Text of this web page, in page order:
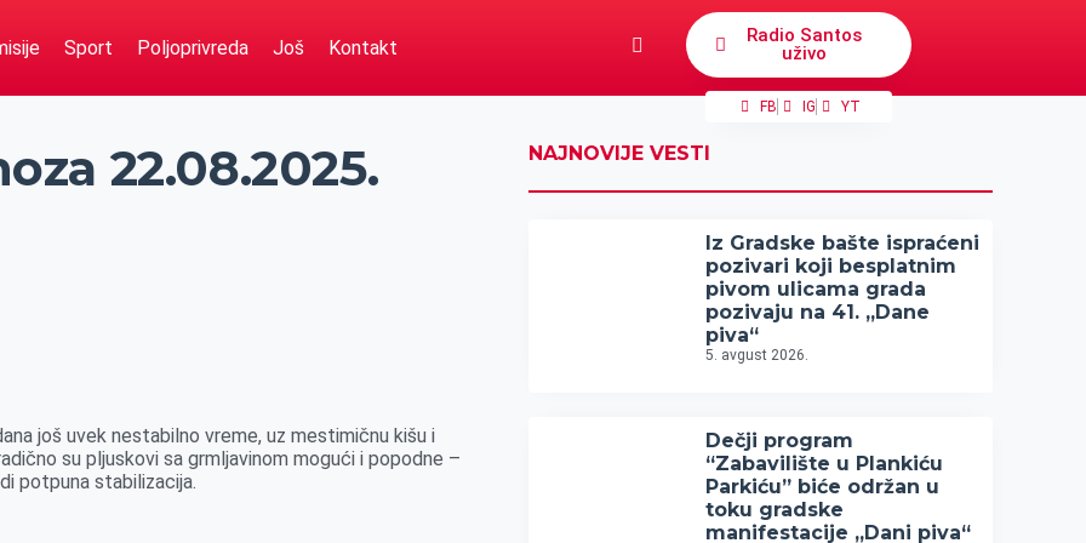
Sport Poljoprivreda Još Kontakt
Radio Santos
uživo
FB IG YT
22.08.2025.
još uvek nestabilno vreme, uz mestimičnu kišu i
su pljuskovi sa grmljavinom mogući i popodne –
potpuna stabilizacija.
NAJNOVIJE VESTI
Iz Gradske bašte ispraćeni
pozivari koji besplatnim
pivom ulicama grada
pozivaju na 41. „Dane
piva“
5. avgust 2026.
Dečji program
“Zabavilište u Plankiću
Parkiću” biće održan u
toku gradske
manifestacije „Dani piva“